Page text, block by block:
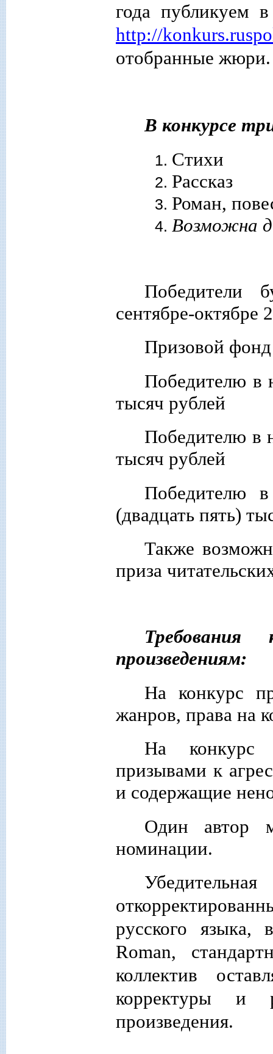
года публикуем
http://
отобранные жюри.
В конкурсе
Стихи
Рассказ
Роман,
Возможна
Победители
сентябре-октябре
Призовой фонд
Победителю в
тысяч рублей
Победителю в
тысяч рублей
Победителю
(двадцать пять)
Также
приза
произведениям:
На конкурс
жанров, права на
На конкурс
призывами к
и содержащие
Один автор
номинации.
русского
Roman,
коллектив
корректуры и
произведения.